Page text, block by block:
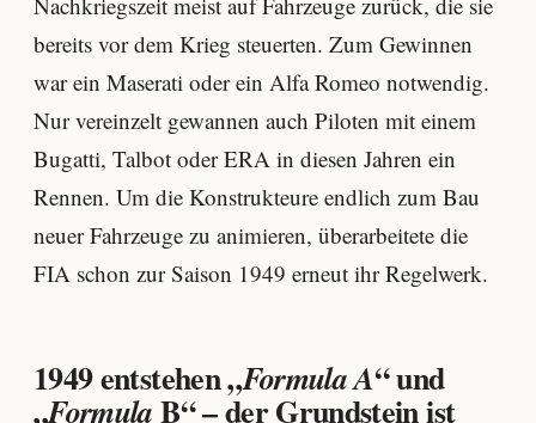
bereits vor dem Krieg steuerten. Zum Gewinnen
war ein Maserati oder ein Alfa Romeo notwendig.
Nur vereinzelt gewannen auch Piloten mit einem
Bugatti, Talbot oder ERA in diesen Jahren ein
Rennen. Um die Konstrukteure endlich zum Bau
neuer Fahrzeuge zu animieren, überarbeitete die
FIA schon zur Saison 1949 erneut ihr Regelwerk.
1949 entstehen „Formula A“ und
„FormulaB“ – der Grundstein ist